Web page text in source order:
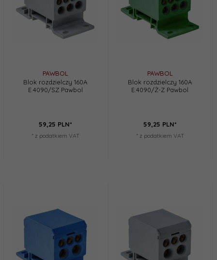
PAWBOL
Blok rozdzielczy 160A
E.4090/SZ Pawbol
59,25 PLN*
* z podatkiem VAT
PAWBOL
Blok rozdzielczy 160A
E.4090/Ż-Z Pawbol
59,25 PLN*
* z podatkiem VAT